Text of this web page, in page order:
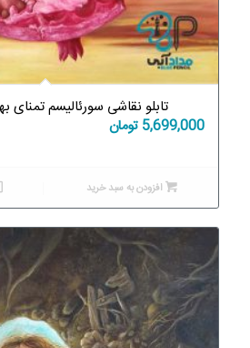
تابلو نقاشی سورئالیسم تمنای
5,699,000 تومان
افزودن به سبد خرید